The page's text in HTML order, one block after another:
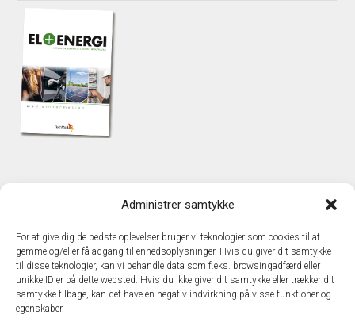
Administrer samtykke
For at give dig de bedste oplevelser bruger vi teknologier som cookies til at
gemme og/eller få adgang til enhedsoplysninger. Hvis du giver dit samtykke
til disse teknologier, kan vi behandle data som f.eks. browsingadfærd eller
unikke ID'er på dette websted. Hvis du ikke giver dit samtykke eller trækker dit
samtykke tilbage, kan det have en negativ indvirkning på visse funktioner og
egenskaber.
TechMedia A/S
DK – 2600 Glostrup
www.techmedia.dk
Telefon: +45 43 24 26 28
E-mail:info@techmedia.dk